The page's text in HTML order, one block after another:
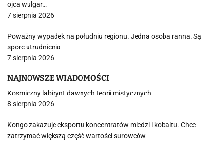
ojca wulgar…
7 sierpnia 2026
Poważny wypadek na południu regionu. Jedna osoba ranna. Są
spore utrudnienia
7 sierpnia 2026
NAJNOWSZE WIADOMOŚCI
Kosmiczny labirynt dawnych teorii mistycznych
8 sierpnia 2026
Kongo zakazuje eksportu koncentratów miedzi i kobaltu. Chce
zatrzymać większą część wartości surowców